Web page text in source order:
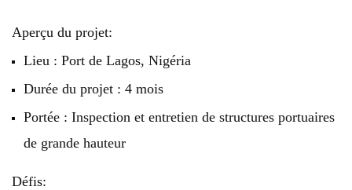
Aperçu du projet:
Lieu : Port de Lagos, Nigéria
Durée du projet : 4 mois
Portée : Inspection et entretien de structures portuaires
de grande hauteur
Défis: